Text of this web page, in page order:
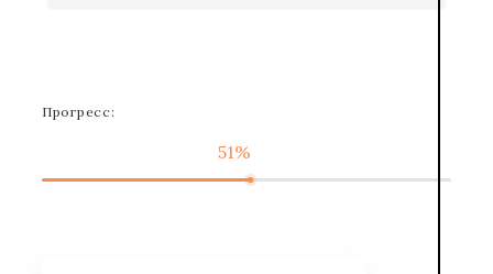
Прогресс:
51%